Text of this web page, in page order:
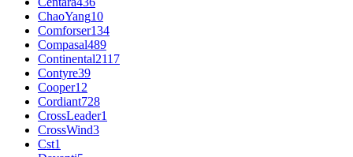
ChaoYang10
Comforser134
Compasal489
Continental2117
Contyre39
Cooper12
Cordiant728
CrossLeader1
CrossWind3
Cst1